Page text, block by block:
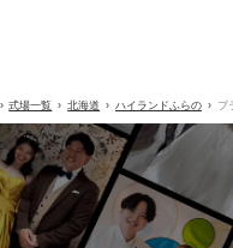
式場一覧 北海道 ハイランドふらの ブ